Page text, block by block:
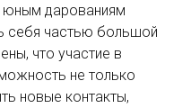
юным дарованиям
себя частью большой
что участие в
не только
новые контакты,